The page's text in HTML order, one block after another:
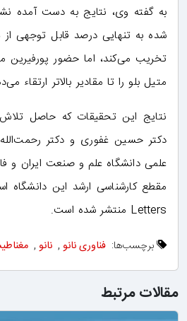
به گفته وی، نتایج به دست آمده
شده به‌ تنهایی درصد قابل‌ توجهی از
تخریب می‌کند، اما حضور
متیل بلو را تا مقادیر بالاتر ارتقاء
نتایج این تحقیقات که حاصل
دکتر حسین غفوری و دکتر
علمی دانشگاه علم و صنعت ایران و
Letters منتشر شده است.
برچسب‌ها: فناوری نانو , نانو ,
مقالات مرتبط